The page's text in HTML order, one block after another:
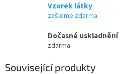
Vzorek látky
zašleme zdarma
Dočasné uskladnění
zdarma
Související produkty